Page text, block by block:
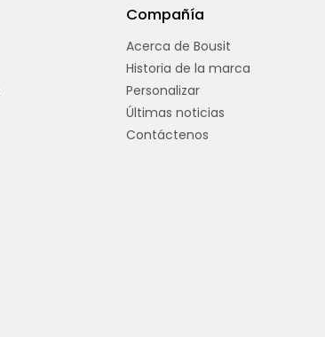
Compañía
Acerca de Bousit
Historia de la marca
Personalizar
Últimas noticias
Contáctenos